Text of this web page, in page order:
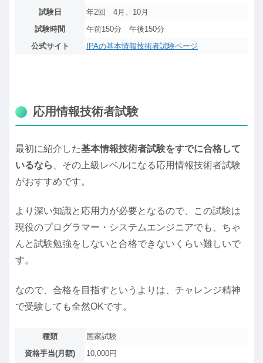
試験日
年2回 4月、10月
試験時間
午前150分 午後150分
公式サイト
IPAの基本情報技術者試験ページ
応用情報技術者試験
最初に紹介した基本情報技術者試験をすでに合格して
いるなら
、その上級レベルになる応用情報技術者試験
がおすすめです。
より深い知識と応用力が必要となるので、この試験は
現役のプログラマー・システムエンジニアでも、ちゃ
んと試験勉強をしないと合格できないくらい難しいで
す。
なので、合格を目指すというよりは、チャレンジ精神
で受験しても全然OKです。
種類
国家試験
資格手当(月額)
10,000円